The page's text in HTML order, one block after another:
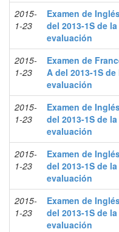
2015-
1-23
Examen de
del 2013-1S de la
evaluación
2015-
1-23
Examen de
A del 2013-1S de
evaluación
2015-
1-23
Examen de
del 2013-1S de la
evaluación
2015-
1-23
Examen de
del 2013-1S de la
evaluación
2015-
1-23
Examen de
del 2013-1S de la
evaluación